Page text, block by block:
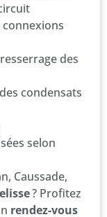
des
condensats
selon
Caussade,
? Profitez
rendez-vous